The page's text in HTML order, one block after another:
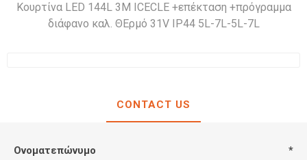
Κουρτίνα LED 144L 3M ICECLE +επέκταση +πρόγραμμα
διάφανο καλ. ΘΕρμό 31V IP44 5L-7L-5L-7L
CONTACT US
Ονοματεπώνυμο *